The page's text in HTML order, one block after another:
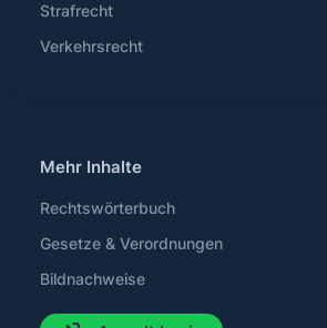
Strafrecht
Verkehrsrecht
Mehr Inhalte
Rechtswörterbuch
Gesetze & Verordnungen
Bildnachweise